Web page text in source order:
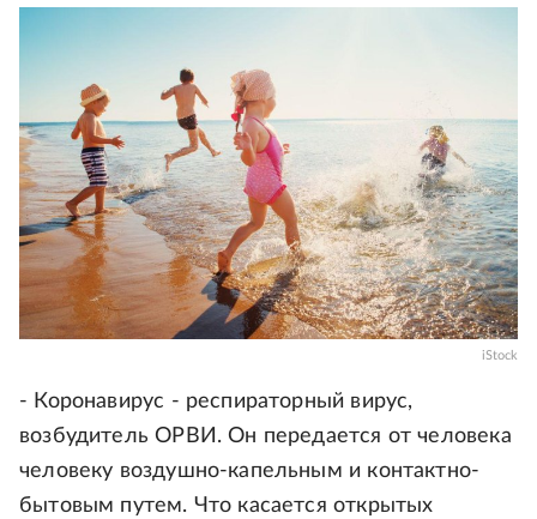
iStock
- Коронавирус - респираторный вирус,
возбудитель ОРВИ. Он передается от человека
человеку воздушно-капельным и контактно-
бытовым путем. Что касается открытых